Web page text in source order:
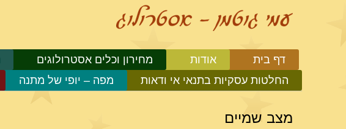
דף בית אודות מחירון וכלים אסטרולוגים
החלטות עסקיות בתנאי אי ודאות
מפה – יופי של מתנה
מצב שמיים